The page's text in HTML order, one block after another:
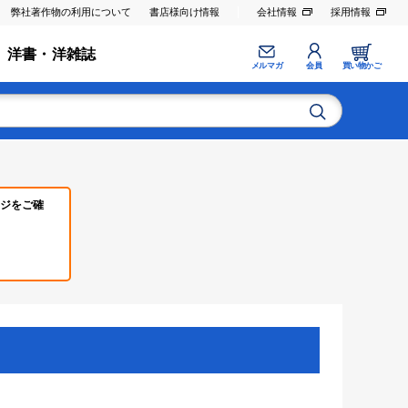
弊社著作物の利用について 書店様向け情報 会社情報 採用情報
洋書・洋雑誌
メルマガ 会員 買い物かご
をご確